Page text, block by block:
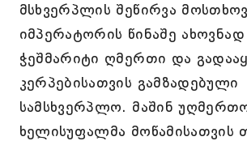
მსხვერპლის შეწირვა
იმპერატორის წინაშე
ჭეშმარიტი ღმერთი და
კერპებისათვის გამზადებული
სამსხვერპლო. მაშინ
ხელისუფალმა მოწამისათვის